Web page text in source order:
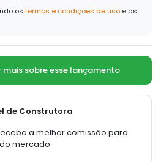
os termos e condições de uso e as
mais sobre esse lançamento
de Construtora
a melhor comissão para
mercado